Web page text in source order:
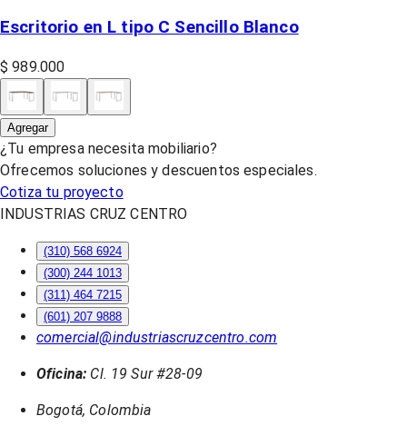
Escritorio en L tipo C Sencillo Blanco
$ 989.000
Agregar
¿Tu empresa necesita mobiliario?
Ofrecemos soluciones y descuentos especiales.
Cotiza tu proyecto
INDUSTRIAS CRUZ CENTRO
(310) 568 6924
(300) 244 1013
(311) 464 7215
(601) 207 9888
comercial@industriascruzcentro.com
Oficina: Cl. 19 Sur #28-09
Bogotá, Colombia